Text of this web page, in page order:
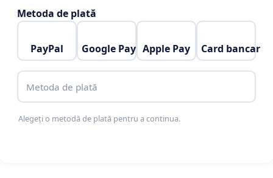
Metoda de plată
PayPal Google Pay Apple Pay Card bancar
Metoda de plată
Alegeți o metodă de plată pentru a continua.